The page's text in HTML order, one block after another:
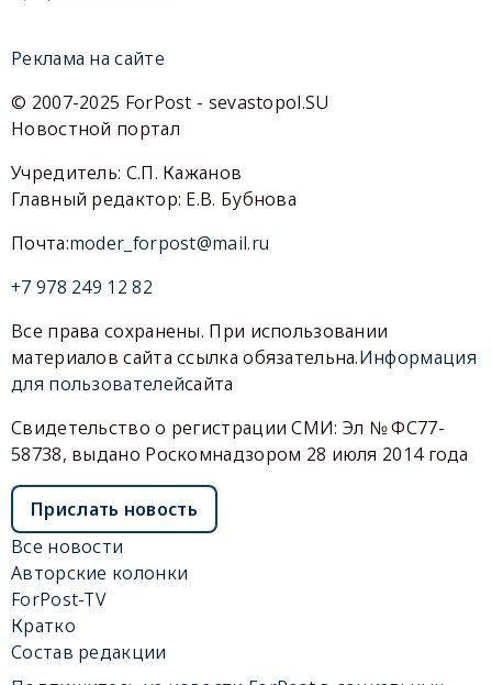
Реклама на сайте
© 2007-2025 ForPost - sevastopol.SU
Новостной портал
Учредитель: С.П. Кажанов
Главный редактор: Е.В. Бубнова
Почта:moder_forpost@mail.ru
+7 978 249 12 82
Все права сохранены. При использовании
материалов сайта ссылка обязательна.Информация
для пользователейсайта
Свидетельство о регистрации СМИ: Эл № ФС77-
58738, выдано Роскомнадзором 28 июля 2014 года
Прислать новость
Все новости
Авторские колонки
ForPost-TV
Кратко
Состав редакции